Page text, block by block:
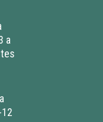
a